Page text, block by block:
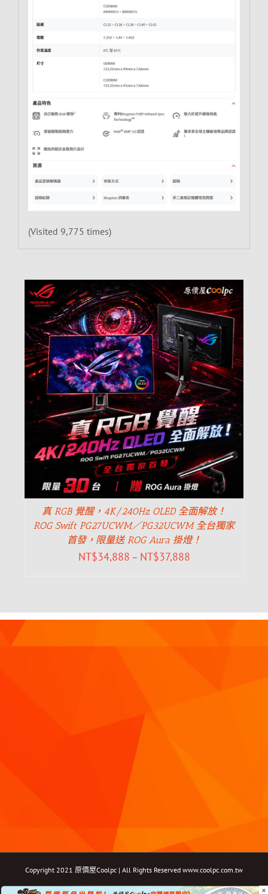
(Visited 9,775 times)
真 RGB 覺醒，4K/240Hz OLED 全面解放！
ROG Swift PG27UCWM／PG32UCWM 全台獨家
首發，限量送 ROG Aura 掛燈！
NT$34,888 – NT$37,888
Copyright 2021 原價屋Coolpc | All Rights Reserved www.coolpc.com.tw
×